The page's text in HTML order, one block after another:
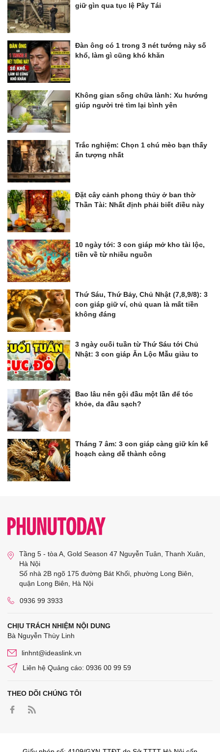
giữ gìn qua tục lệ Pây Tái
Đàn ông có 1 trong 3 nét tướng này số
khổ, làm gì cũng khó khăn
Không gian sống chữa lành: Xu hướng
giúp người trẻ tìm lại bình yên
Trắc nghiệm: Chọn 1 chú mèo bạn thấy
ấn tượng nhất
Đặt cây cảnh phong thủy ở ban thờ
Thần Tài: Nhất định phải biết điều này
10 ngày tới: 3 con giáp mở kho tài lộc,
tiền về từ nhiều nguồn
Thứ Sáu, Thứ Bảy, Chủ Nhật (7,8,9/8): 3
con giáp giữ ví, chủ quan là mất tiền
không đáng
3 ngày cuối tuần từ Thứ Sáu tới Chủ
Nhật: 3 con giáp Ăn Lộc Mẫu giàu to
Bao lâu nên gội đầu một lần để tóc
khỏe, da đầu sạch?
Tháng 7 âm: 3 con giáp càng giữ kín kế
hoạch càng dễ thành công
Tầng 5 - tòa A, Gold Season 47 Nguyễn Tuân, Thanh Xuân,
Hà Nội
Số nhà 2B ngõ 175 đường Bát Khối, phường Long Biên,
quận Long Biên, Hà Nội
0936 99 3933
CHỊU TRÁCH NHIỆM NỘI DUNG
Bà Nguyễn Thùy Linh
linhnt@ideaslink.vn
Liên hệ Quảng cáo: 0936 00 99 59
THEO DÕI CHÚNG TÔI